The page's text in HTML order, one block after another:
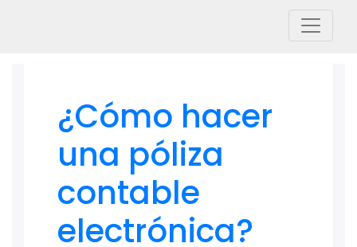
¿Cómo hacer
una póliza
contable
electrónica?